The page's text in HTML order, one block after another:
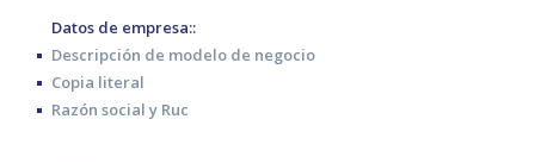
Datos de empresa::
Descripción de modelo de negocio
Copia literal
Razón social y Ruc